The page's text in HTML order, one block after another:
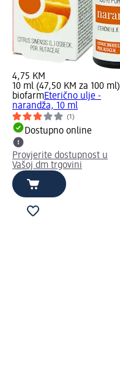
4,75 KM
10 ml (47,50 KM za 100 ml)
biofarmEterično ulje -
narandža, 10 ml
(1)
Dostupno online
Provjerite dostupnost u
Vašoj dm trgovini